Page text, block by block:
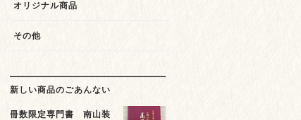
オリジナル商品
その他
新しい商品のごあんない
冊数限定専門書 南山装